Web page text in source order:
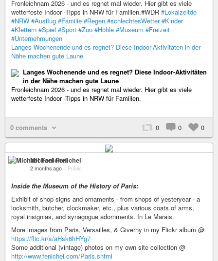
Fronleichnam 2026 - und es regnet mal wieder. Hier gibt es viele
wetterfeste Indoor -Tipps in NRW für Familien.#WDR #Lokalzeitde
#NRW #Ausflug #Familie #Regen #schlechtesWetter #Kinder
#Klettern #Spiel #Sport #Zoo #Höhle #Museum #Freizeit
#Unternehmungen
Langes Wochenende und es regnet? Diese Indoor-Aktivitäten in der
Nähe machen gute Laune
Langes Wochenende und es regnet? Diese Indoor-Aktivitäten
in der Nähe machen gute Laune
Fronleichnam 2026 - und es regnet mal wieder. Hier gibt es viele
wetterfeste Indoor -Tipps in NRW für Familien.
0 comments 0 0 0
Michael Fenichel
2 months ago – Public
Inside the Museum of the History of Paris:
Exhibit of shop signs and ornaments - from shops of yesteryear - a
locksmith, butcher, clockmaker, etc., plus various coats of arms,
royal insignias, and synagogue adornments. In Le Marais.
More images from Paris, Versailles, & Giverny in my Flickr album @
https://flic.kr/s/aHsk6hHYg7
Some additional (vintage) photos on my own site collection @
http://www.fenichel.com/Paris.shtml